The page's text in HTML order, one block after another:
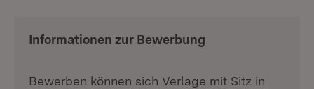
Informationen zur Bewerbung
Bewerben können sich Verlage mit Sitz in